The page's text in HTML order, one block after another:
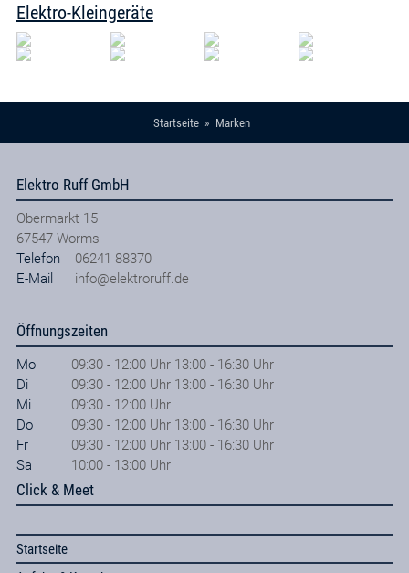
Elektro-Kleingeräte
Startseite Marken
Elektro Ruff GmbH
Obermarkt 15
67547 Worms
Telefon
06241 88370
E-Mail
info@elektroruff.de
Öffnungszeiten
Mo
09:30 - 12:00 Uhr 13:00 - 16:30 Uhr
Di
09:30 - 12:00 Uhr 13:00 - 16:30 Uhr
Mi
09:30 - 12:00 Uhr
Do
09:30 - 12:00 Uhr 13:00 - 16:30 Uhr
Fr
09:30 - 12:00 Uhr 13:00 - 16:30 Uhr
Sa
10:00 - 13:00 Uhr
Click & Meet
Startseite